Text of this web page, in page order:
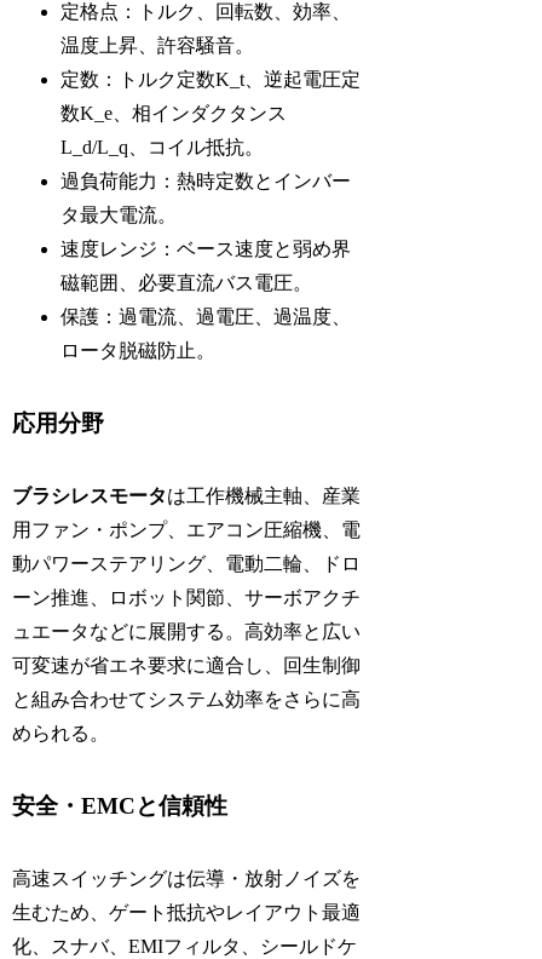
定格点：トルク、回転数、効率、
温度上昇、許容騒音。
定数：トルク定数K_t 、逆起電圧定
数K_e 、相インダクタンス
L_d/L_q 、コイル抵抗。
過負荷能力：熱時定数とインバー
タ最大電流。
速度レンジ：ベース速度と弱め界
磁範囲、必要直流バス電圧。
保護：過電流、過電圧、過温度、
ロータ脱磁防止。
応用分野
ブラシレスモータは工作機械主軸、産業
用ファン・ポンプ、エアコン圧縮機、電
動パワーステアリング、電動二輪、ドロ
ーン推進、ロボット関節、サーボアクチ
ュエータなどに展開する。高効率と広い
可変速が省エネ要求に適合し、回生制御
と組み合わせてシステム効率をさらに高
められる。
安全・EMCと信頼性
高速スイッチングは伝導・放射ノイズを
生むため、ゲート抵抗やレイアウト最適
化、スナバ、EMIフィルタ、シールドケ